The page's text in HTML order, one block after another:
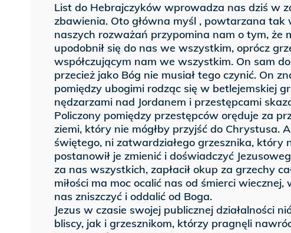
List do Hebrajczyków wprowadza nas dziś w
zbawienia. Oto główna myśl , powtarzana tak
naszych rozważań przypomina nam o tym, że
upodobnił się do nas we wszystkim, oprócz
współczującym nam we wszystkim. On sam
przecież jako Bóg nie musiał tego czynić. On
pomiędzy ubogimi rodząc się w betlejemskiej
nędzarzami nad Jordanem i przestępcami
Policzony pomiędzy przestępców oręduje za
ziemi, który nie mógłby przyjść do Chrystusa.
świętego, ni zatwardziałego grzesznika, który
postanowił je zmienić i doświadczyć
za nas wszystkich, zapłacił okup za grzechy
miłości ma moc ocalić nas od śmierci
nas zniszczyć i oddalić od Boga.
Jezus w czasie swojej publicznej działalności
bliscy, jak i grzesznikom, którzy pragnęli